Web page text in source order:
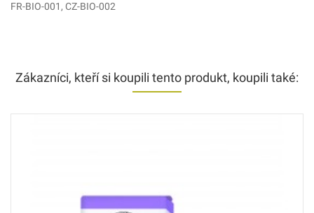
FR-BIO-001, CZ-BIO-002
Zákazníci, kteří si koupili tento produkt, koupili také: